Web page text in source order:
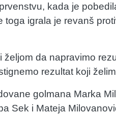
kada je
igrala je revanš
da napravimo
rezultat koji
golmana Marka
Sek i Mateja